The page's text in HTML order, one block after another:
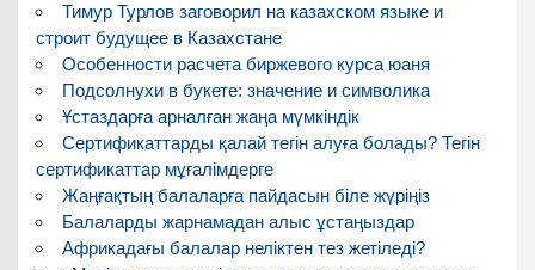
Тимур Турлов заговорил на казахском языке и
строит будущее в Казахстане
Особенности расчета биржевого курса юаня
Подсолнухи в букете: значение и символика
Ұстаздарға арналған жаңа мүмкіндік
Сертификаттарды қалай тегін алуға болады? Тегін
сертификаттар мұғалімдерге
Жаңғақтың балаларға пайдасын біле жүріңіз
Балаларды жарнамадан алыс ұстаңыздар
Африкадағы балалар неліктен тез жетіледі?